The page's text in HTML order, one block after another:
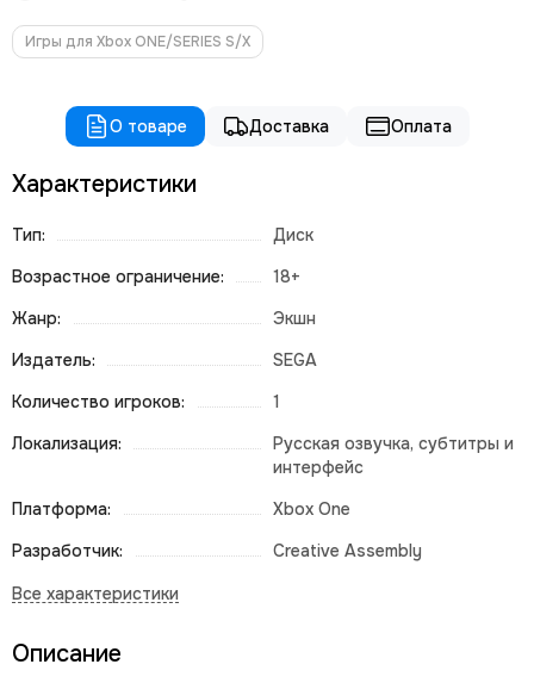
Игры для Xbox ONE/SERIES S/X
О товаре Доставка Оплата
Характеристики
Тип:
Диск
Возрастное ограничение:
18+
Жанр:
Экшн
Издатель:
SEGA
Количество игроков:
1
Локализация:
Русская озвучка, субтитры и
интерфейс
Платформа:
Xbox One
Разработчик:
Creative Assembly
Описание